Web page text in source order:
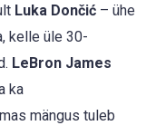
Luka Dončić – ühe
kelle üle 30-
LeBron James
ka
mängus tuleb